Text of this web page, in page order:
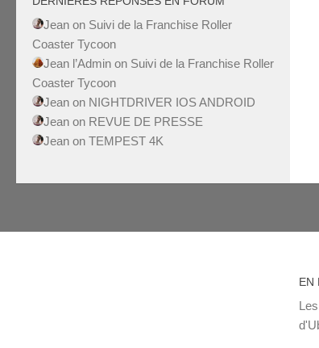
Jean on Suivi de la Franchise Roller
Coaster Tycoon
Jean l’Admin on Suivi de la Franchise Roller
Coaster Tycoon
Jean on NIGHTDRIVER IOS ANDROID
Jean on REVUE DE PRESSE
Jean on TEMPEST 4K
EN